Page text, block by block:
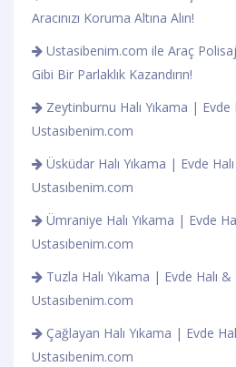
Aracınızı Koruma Altına Alın!
Ustasibenim.com ile Araç Polisaj
Gibi Bir Parlaklık Kazandırın!
Zeytinburnu Halı Yıkama | Evde
Ustasıbenim.com
Üsküdar Halı Yıkama | Evde
Ustasıbenim.com
Ümraniye Halı Yıkama | Evde
Ustasıbenim.com
Tuzla Halı Yıkama | Evde Halı
Ustasıbenim.com
Çağlayan Halı Yıkama | Evde
Ustasıbenim.com